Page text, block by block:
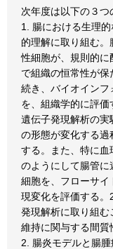
次年度は以下の３つ
1. 腸における生理
的理解に取り組む
性細胞が、規則的に
で組織の恒常性が
続き、バイオイン
を、組織学的に評
遺伝子発現解析の
の形態が変化する
する。また、特に
のようにして腸管に
細胞を、フローサイ
現変化を評価する
発現解析に取り組む
維持に関与する間質
2. 腸炎モデルと腸